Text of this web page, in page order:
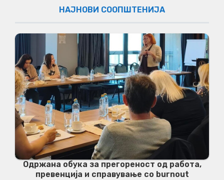
НАЈНОВИ СООПШТЕНИЈА
Одржана обука за прегореност од работа,
превенција и справување со burnout